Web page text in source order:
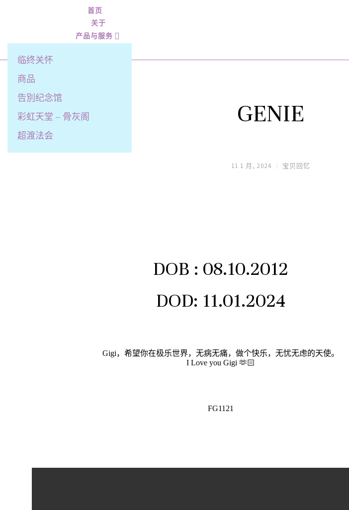
首页
关于
产品与服务
临终关怀
商品
告別纪念馆
彩虹天堂 – 骨灰阁
超渡法会
GENIE
11 1 月, 2024 宝贝回忆
DOB : 08.10.2012
DOD: 11.01.2024
Gigi，希望你在极乐世界，无病无痛，做个快乐，无忧无虑的天使。
I Love you Gigi 🫶🏻
FG1121